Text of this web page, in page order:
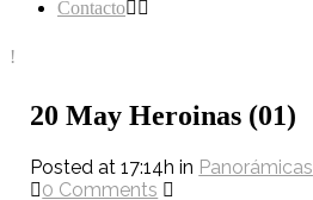
Contacto
20 May Heroinas (01)
Posted at 17:14h in Panorámicas
0 Comments